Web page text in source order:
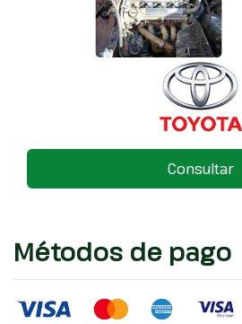
Consultar
Métodos de pago